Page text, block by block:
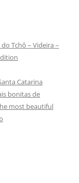
Tchô – Videira –
Catarina
bonitas de
most beautiful